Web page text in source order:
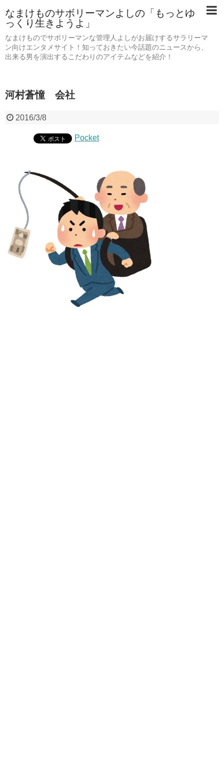
なまけものサボリーマンよしの「もっとゆ
っくり生きようよ」
なまけものでサボリーマンな管理人よしがお届けするサラリーマ
ン向けエンタメサイト！知っておきたい今話題のニュースから、
出来る男を演出するこだわりのアイテムなどを紹介！
河村蒼憧 会社
2016/3/8
Pocket